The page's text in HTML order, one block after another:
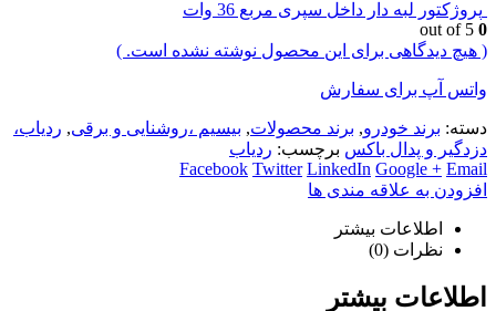
پروژکتور لبه دار داخل سپری مربع 36 وات
0
( هیچ دیدگاهی برای این محصول نوشته نشده است. )
واتس آپ برای سفارش
دسته: برند خودرو, برند محصولات, بیسیم ،روشنایی و برقی, ردیاب،
دزدگیر و پدال باکس برچسب: ردیاب
Facebook Twitter LinkedIn Google + Email
افزودن به علاقه مندی ها
اطلاعات بیشتر
نظرات (0)
اطلاعات بیشتر